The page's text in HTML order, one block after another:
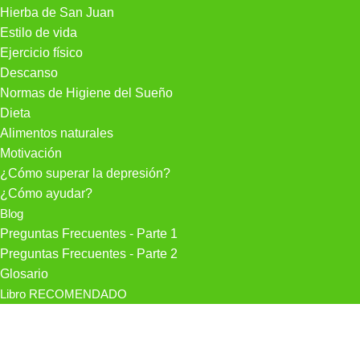
Hierba de San Juan
Estilo de vida
Ejercicio físico
Descanso
Normas de Higiene del Sueño
Dieta
Alimentos naturales
Motivación
¿Cómo superar la depresión?
¿Cómo ayudar?
Blog
Preguntas Frecuentes - Parte 1
Preguntas Frecuentes - Parte 2
Glosario
Libro RECOMENDADO